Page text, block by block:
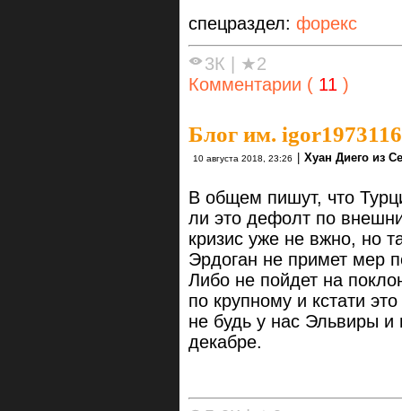
спецраздел: форекс
3К
★2
Комментарии ( 11 )
Блог им. igor1973116
10 августа 2018, 23:26 Хуан Диего из
В общем пишут, что
ли это дефолт по
кризис уже не вжно, но
Эрдоган не примет мер
Либо не пойдет на
по крупному и кстати
не будь у нас Эльвиры и
декабре.